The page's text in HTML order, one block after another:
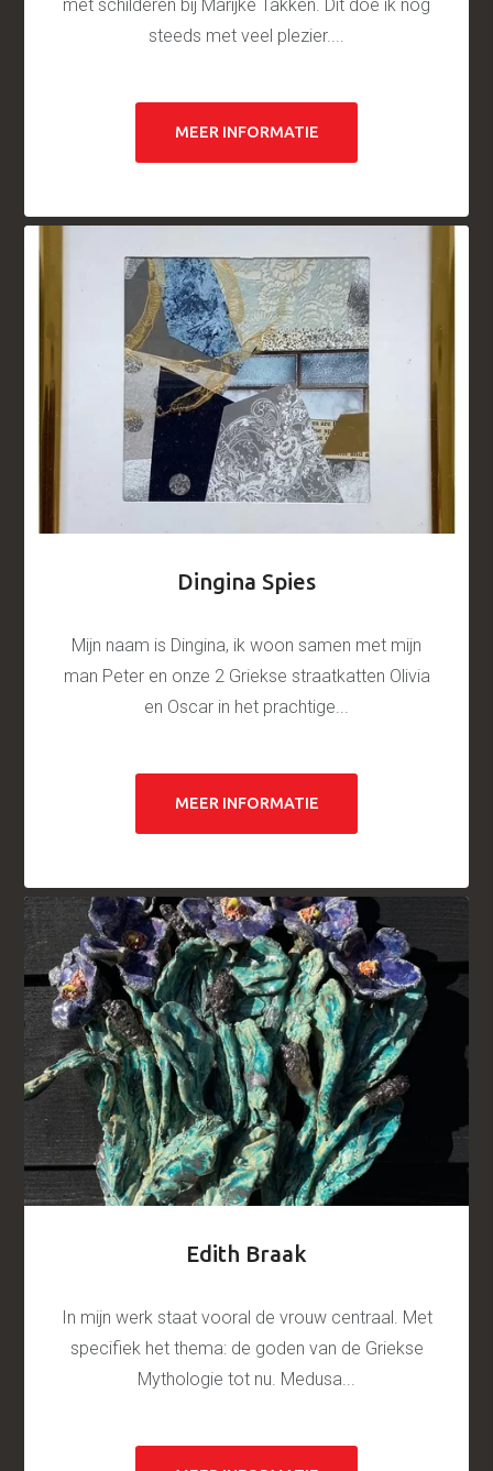
met schilderen bij Marijke Takken. Dit doe ik nog
steeds met veel plezier....
MEER INFORMATIE
Dingina Spies
Mijn naam is Dingina, ik woon samen met mijn
man Peter en onze 2 Griekse straatkatten Olivia
en Oscar in het prachtige...
MEER INFORMATIE
Edith Braak
In mijn werk staat vooral de vrouw centraal. Met
specifiek het thema: de goden van de Griekse
Mythologie tot nu. Medusa...